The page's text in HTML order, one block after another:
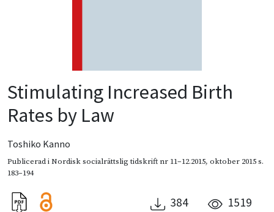
Stimulating Increased Birth
Rates by Law
Toshiko Kanno
Publicerad iNordisk socialrättslig tidskrift nr 11–12.2015, oktober 2015s.
183–194
384 1519